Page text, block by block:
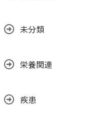
未分類
栄養関連
疾患